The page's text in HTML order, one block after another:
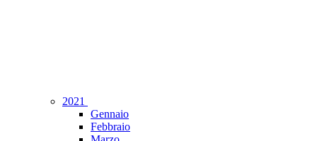
2021
Gennaio
Febbraio